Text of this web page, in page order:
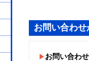
お問い合わ
お問い合わせ